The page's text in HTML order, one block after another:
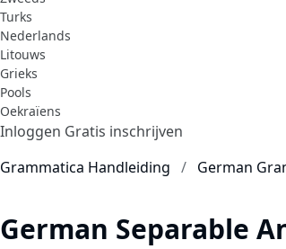
Turks
Nederlands
Litouws
Grieks
Pools
Oekraïens
Inloggen Gratis inschrijven
Grammatica Handleiding
German
German Separable